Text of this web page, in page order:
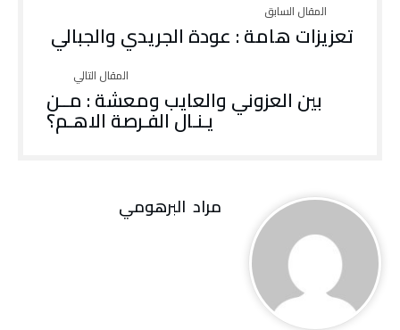
تعزيزات هامة : عودة الجريدي والجبالي
بين العزوني والعايب ومعشة : مــن
يـنـال الفـرصة الاهـم؟
مراد‭ ‬ البرهومي